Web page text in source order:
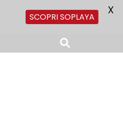
SCOPRI SOPLAYA
X